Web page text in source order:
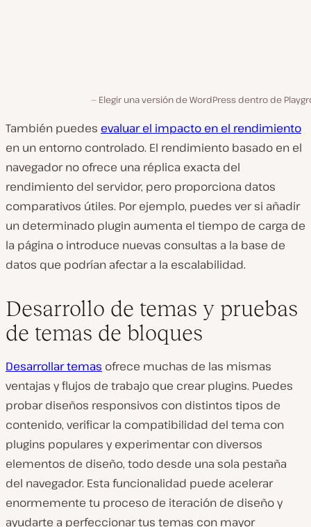
Elegir una versión de WordPress dentro de
También puedes evaluar el impacto en el rendimiento
en un entorno controlado. El rendimiento basado en el
navegador no ofrece una réplica exacta del
rendimiento del servidor, pero proporciona datos
comparativos útiles. Por ejemplo, puedes ver si añadir
un determinado plugin aumenta el tiempo de carga de
la página o introduce nuevas consultas a la base de
datos que podrían afectar a la escalabilidad.
Desarrollo de temas y pruebas
de temas de bloques
Desarrollar temas ofrece muchas de las mismas
ventajas y flujos de trabajo que crear plugins. Puedes
probar diseños responsivos con distintos tipos de
contenido, verificar la compatibilidad del tema con
plugins populares y experimentar con diversos
elementos de diseño, todo desde una sola pestaña
del navegador. Esta funcionalidad puede acelerar
enormemente tu proceso de iteración de diseño y
ayudarte a perfeccionar tus temas con mayor